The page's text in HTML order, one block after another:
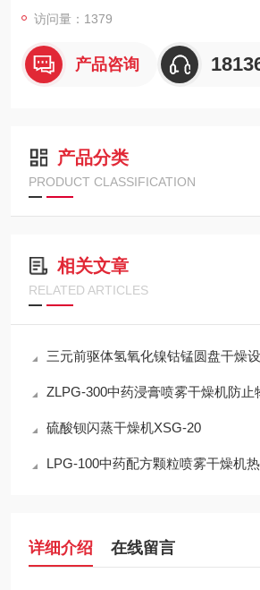
滤器后端配备空气检测取样口，并确保检
定压差值上下限，达到安全保护功
访问量：1379
产品咨询
产品分类
PRODUCT CLASSIFICATION
相关文章
RELATED ARTICLES
三元前驱体氢氧化镍钴锰圆盘干燥
ZLPG-300中药浸膏喷雾干燥机防止
硫酸钡闪蒸干燥机XSG-20
LPG-100中药配方颗粒喷雾干燥机
详细介绍 在线留言